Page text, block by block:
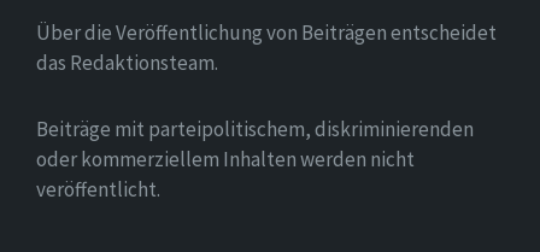
Über die Veröffentlichung von Beiträgen entscheidet
das Redaktionsteam.
Beiträge mit parteipolitischem, diskriminierenden
oder kommerziellem Inhalten werden nicht
veröffentlicht.